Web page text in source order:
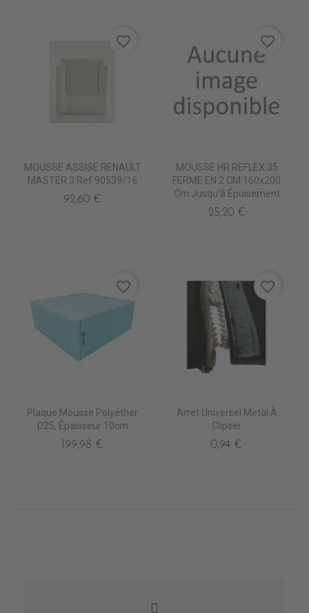
MOUSSE ASSISE RENAULT
MASTER 3 Ref 90539/16
92,60 €
favorite_border
MOUSSE HR REFLEX 35
FERME EN 2 CM 160x200
Cm Jusqu'à Épuisement
25,20 €
favorite_border
Plaque Mousse Polyéther
D25, Épaisseur 10cm
199,98 €
favorite_border
Arret Universel Metal À
Clipser
0,94 €
favorite_border